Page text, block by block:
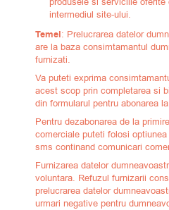
intermediul site-ului.
Temei: Prelucrarea datelor
are la baza consimtamantul
furnizati.
Va puteti exprima
acest scop prin completarea si
din formularul pentru abonarea
Pentru dezabonarea de la
comerciale puteti folosi
sms continand comunicari
Furnizarea datelor
voluntara. Refuzul furnizarii
prelucrarea datelor
urmari negative pentru